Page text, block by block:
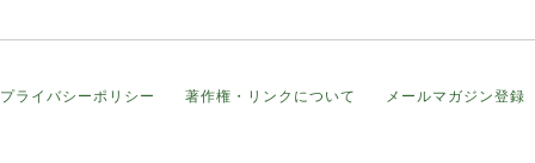
プライバシーポリシー 著作権・リンクについて メールマガジン登録